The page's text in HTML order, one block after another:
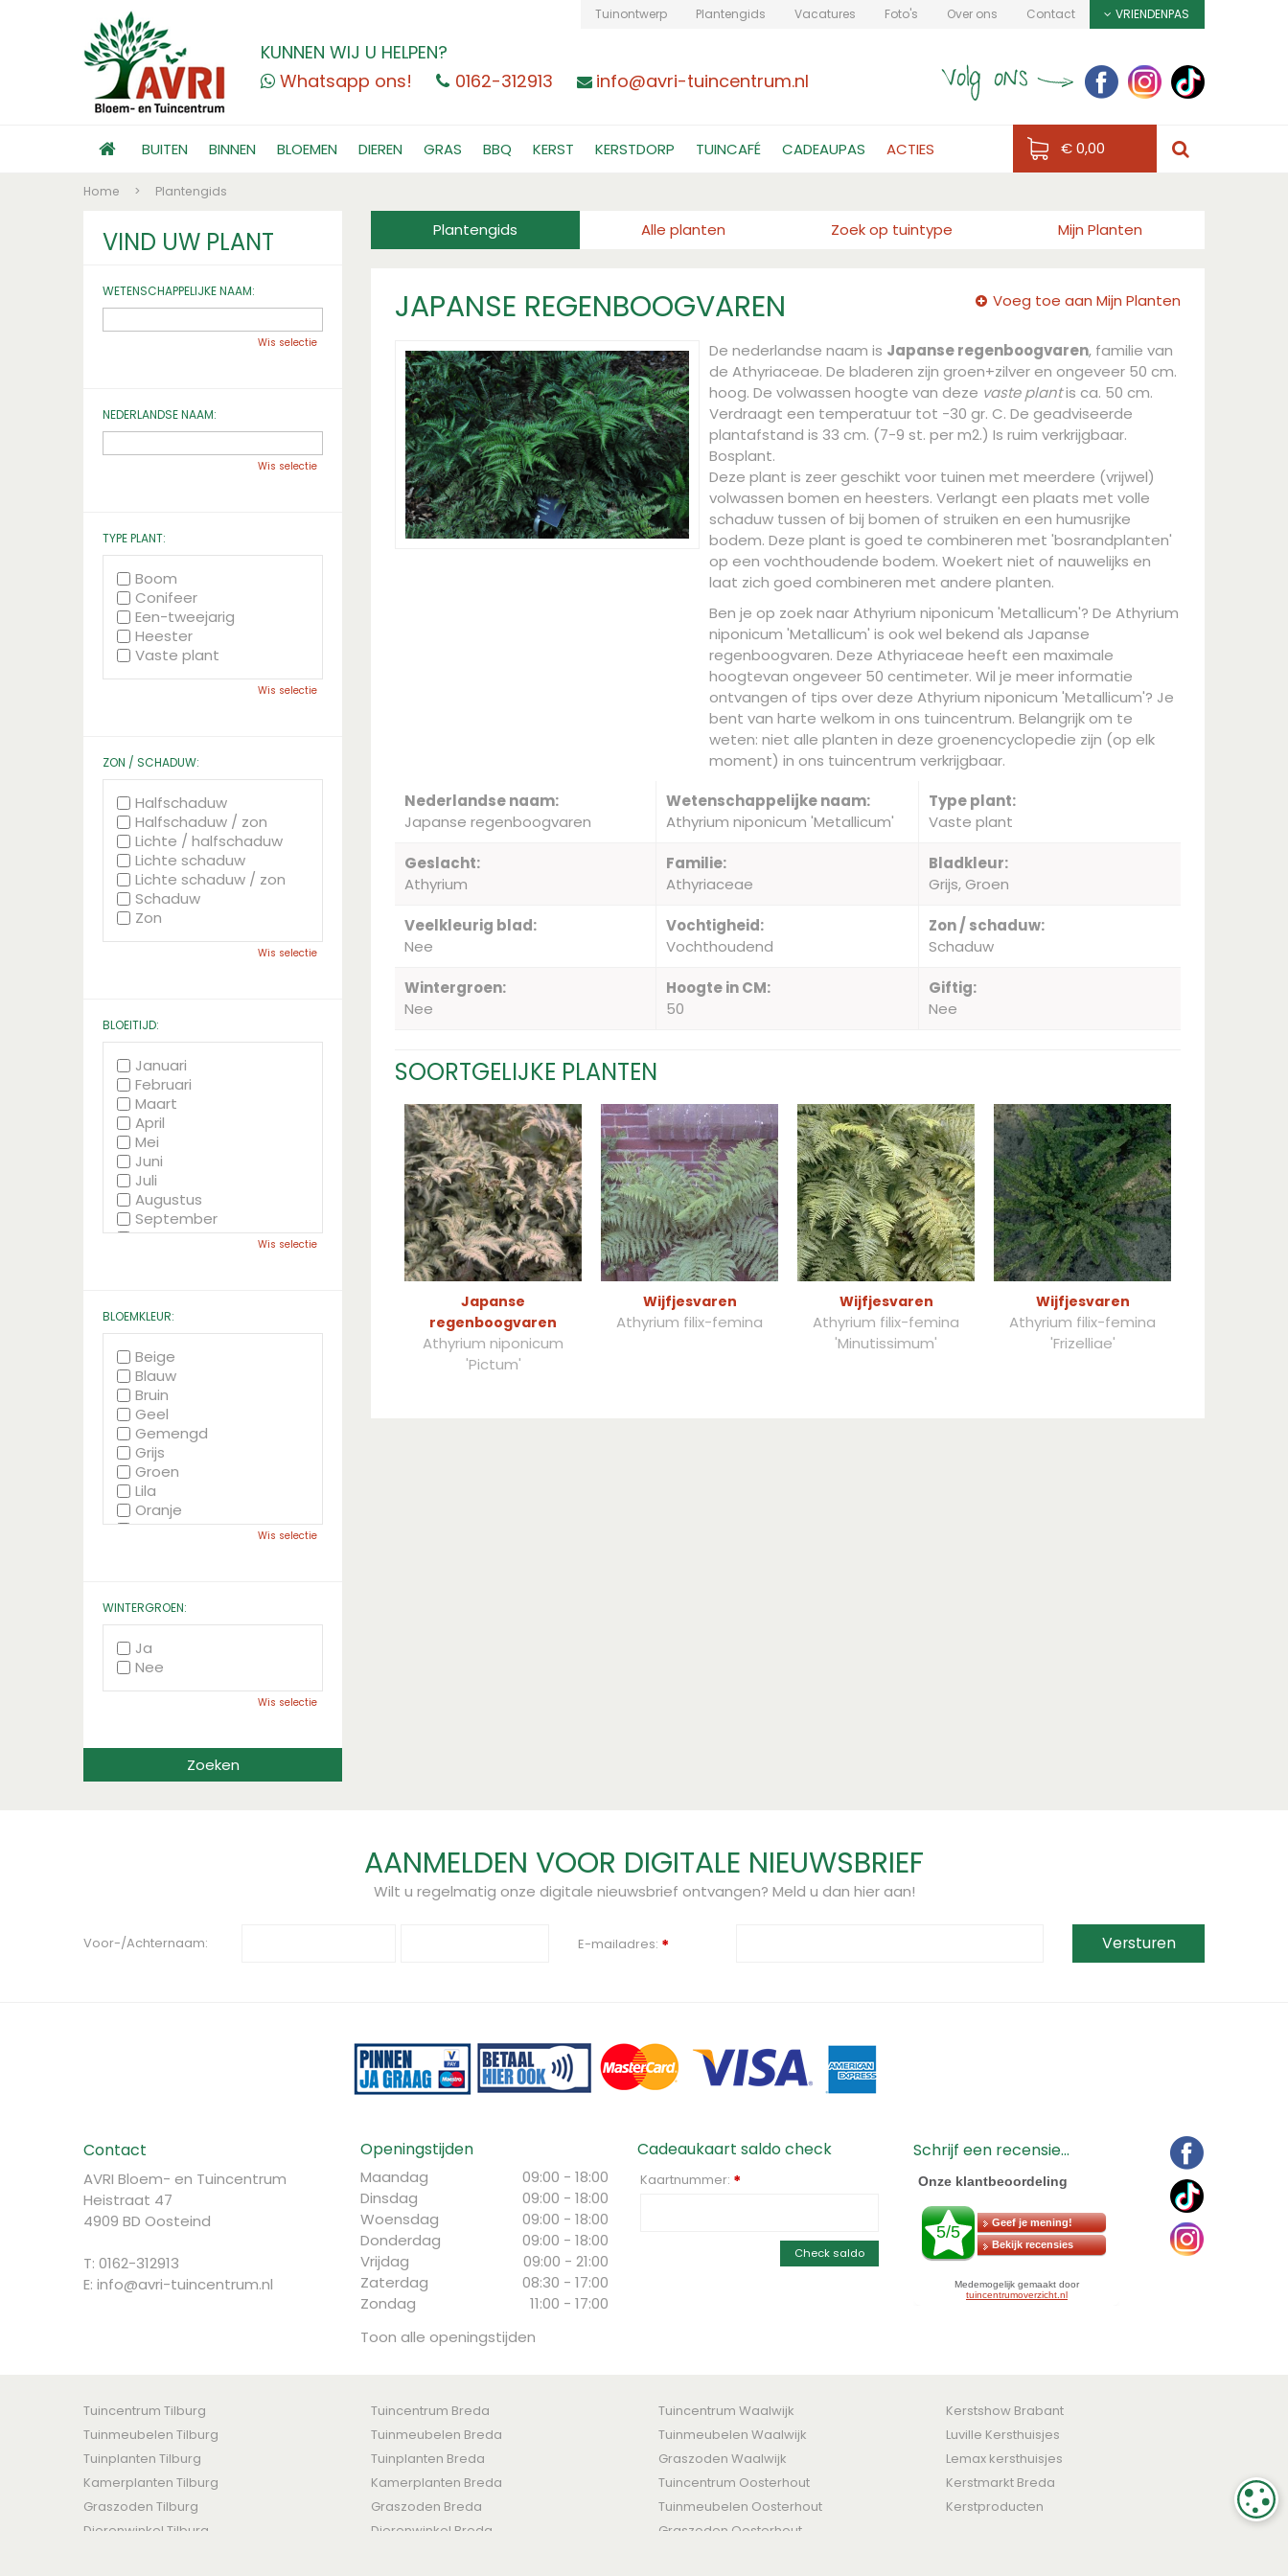
Home > Plantengids
KUNNEN WIJ U HELPEN?
Whatsapp ons!
0162-312913 info@avri-tuincentrum.nl
Tuinontwerp Plantengids Vacatures Foto's Over ons Contact VRIENDENPAS
BUITEN BINNEN BLOEMEN DIEREN GRAS BBQ KERST KERSTDORP TUINCAFÉ CADEAUPAS ACTIES € 0,00
Plantengids Alle planten Zoek op tuintype Mijn Planten
JAPANSE REGENBOOGVAREN Voeg toe aan Mijn Planten
De nederlandse naam is Japanse regenboogvaren, familie van
de Athyriaceae. De bladeren zijn groen+zilver en ongeveer 50 cm.
hoog. De volwassen hoogte van deze vaste plantis ca. 50 cm.
Verdraagt een temperatuur tot -30 gr. C. De geadviseerde
plantafstand is 33 cm. (7-9 st. per m2.) Is ruim verkrijgbaar.
Bosplant.
Deze plant is zeer geschikt voor tuinen met meerdere (vrijwel)
volwassen bomen en heesters. Verlangt een plaats met volle
schaduw tussen of bij bomen of struiken en een humusrijke
bodem. Deze plant is goed te combineren met 'bosrandplanten'
op een vochthoudende bodem. Woekert niet of nauwelijks en
laat zich goed combineren met andere planten.
Ben je op zoek naar Athyrium niponicum 'Metallicum'? De Athyrium
niponicum 'Metallicum' is ook wel bekend als Japanse
regenboogvaren. Deze Athyriaceae heeft een maximale
hoogtevan ongeveer 50 centimeter. Wil je meer informatie
ontvangen of tips over deze Athyrium niponicum 'Metallicum'? Je
bent van harte welkom in ons tuincentrum. Belangrijk om te
weten: niet alle planten in deze groenencyclopedie zijn (op elk
moment) in ons tuincentrum verkrijgbaar.
Nederlandse naam:
Japanse regenboogvaren
Wetenschappelijke naam:
Athyrium niponicum 'Metallicum'
Type plant:
Vaste plant
Geslacht:
Athyrium
Familie:
Athyriaceae
Bladkleur:
Grijs, Groen
Veelkleurig blad:
Nee
Vochtigheid:
Vochthoudend
Zon / schaduw:
Schaduw
Wintergroen:
Nee
Hoogte in CM:
50
Giftig:
Nee
SOORTGELIJKE PLANTEN
Japanse
regenboogvaren
Athyrium niponicum
'Pictum'
Wijfjesvaren
Athyrium filix-femina
Wijfjesvaren
Athyrium filix-femina
'Minutissimum'
Wijfjesvaren
Athyrium filix-femina
'Frizelliae'
VIND UW PLANT
WETENSCHAPPELIJKE NAAM:
Wis selectie
NEDERLANDSE NAAM:
Wis selectie
TYPE PLANT:
Boom
Conifeer
Een-tweejarig
Heester
Vaste plant
Wis selectie
ZON / SCHADUW:
Halfschaduw
Halfschaduw / zon
Lichte / halfschaduw
Lichte schaduw
Lichte schaduw / zon
Schaduw
Zon
Wis selectie
BLOEITIJD:
Januari
Februari
Maart
April
Mei
Juni
Juli
Augustus
September
Oktober
Wis selectie
BLOEMKLEUR:
Beige
Blauw
Bruin
Geel
Gemengd
Grijs
Groen
Lila
Oranje
Paars
Zwart
Wis selectie
WINTERGROEN:
Ja
Nee
Wis selectie
AANMELDEN VOOR DIGITALE NIEUWSBRIEF
Wilt u regelmatig onze digitale nieuwsbrief ontvangen? Meld u dan hier aan!
Voor-/Achternaam: E-mailadres: *
Contact
AVRI Bloem- en Tuincentrum
Heistraat 47
4909 BD Oosteind
T: 0162-312913
E: info@avri-tuincentrum.nl
Openingstijden
Maandag
09:00 - 18:00
Dinsdag
09:00 - 18:00
Woensdag
09:00 - 18:00
Donderdag
09:00 - 18:00
Vrijdag
09:00 - 21:00
Zaterdag
08:30 - 17:00
Zondag
11:00 - 17:00
Toon alle openingstijden
Cadeaukaart saldo check
Kaartnummer: *
Check saldo
Schrijf een recensie...
Tuincentrum Tilburg
Tuinmeubelen Tilburg
Tuinplanten Tilburg
Kamerplanten Tilburg
Graszoden Tilburg
Dierenwinkel Tilburg
Tuincentrum Breda
Tuinmeubelen Breda
Tuinplanten Breda
Kamerplanten Breda
Graszoden Breda
Dierenwinkel Breda
Tuincentrum Waalwijk
Tuinmeubelen Waalwijk
Graszoden Waalwijk
Tuincentrum Oosterhout
Tuinmeubelen Oosterhout
Graszoden Oosterhout
Kerstshow Brabant
Luville Kersthuisjes
Lemax kersthuisjes
Kerstmarkt Breda
Kerstproducten